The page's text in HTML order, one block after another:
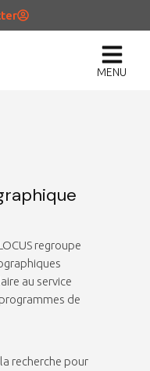
MENU
regroupe
au service
de
recherche pour